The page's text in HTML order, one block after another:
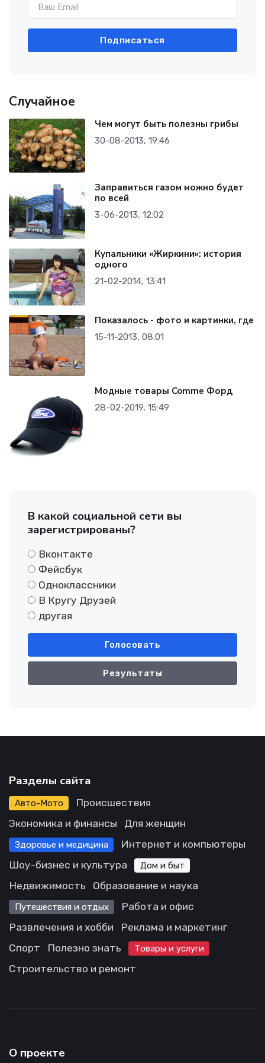
Подписаться
Случайное
Чем могут быть полезны грибы
30-08-2013, 19:46
Заправиться газом можно будет
по всей
3-06-2013, 12:02
Купальники «Жиркини»: история
одного
21-02-2014, 13:41
Показалось - фото и картинки, где
15-11-2013, 08:01
Модные товары Comme Форд
28-02-2019, 15:49
В какой социальной сети вы
зарегистрированы?
Вконтакте
Фейсбук
Одноклассники
В Кругу Друзей
другая
Голосовать
Результаты
Разделы сайта
Авто-Мото
Происшествия
Экономика и финансы
Для женщин
Здоровье и медицина
Интернет и компьютеры
Шоу-бизнес и культура
Дом и быт
Недвижимость Образование и наука
Путешествия и отдых
Работа и офис
Развлечения и хобби
Реклама и маркетинг
Спорт
Полезно знать Товары и услуги
Строительство и ремонт
О проекте